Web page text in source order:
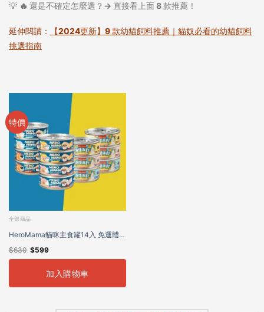
💡 🔥 還是不確定怎麼選？→ 直接看上面 8 款推薦！
延伸閱讀：
【2024更新】9 款幼貓飼料推薦｜貓奴必看的幼貓飼料
挑選指南
特價
全部商品
HeroMama貓咪主食罐14入 免運體驗
組
$630 $599
加入購物車